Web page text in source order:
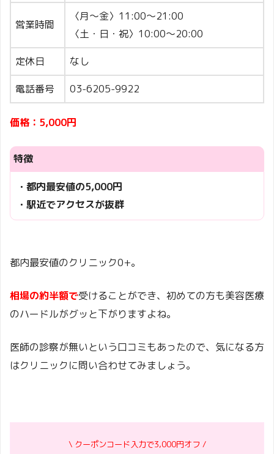
営業時間
〈月～金〉11:00～21:00
〈土・日・祝〉10:00～20:00
定休日 なし
電話番号 03-6205-9922
価格：5,000円
特徴
・都内最安値の5,000円
・駅近でアクセスが抜群
都内最安値のクリニック0+。
相場の約半額で受けることができ、初めての方も美容医療
のハードルがグッと下がりますよね。
医師の診察が無いという口コミもあったので、気になる方
はクリニックに問い合わせてみましょう。
\ クーポンコード入力で3,000円オフ /